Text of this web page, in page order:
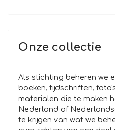
Onze collectie
Als stichting beheren we
boeken, tijdschriften,
materialen die te maken
Nederland of
te krijgen van wat we